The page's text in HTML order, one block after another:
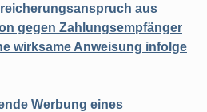
aus
gegen Zahlungsempfänger
wirksame Anweisung infolge
Werbung eines